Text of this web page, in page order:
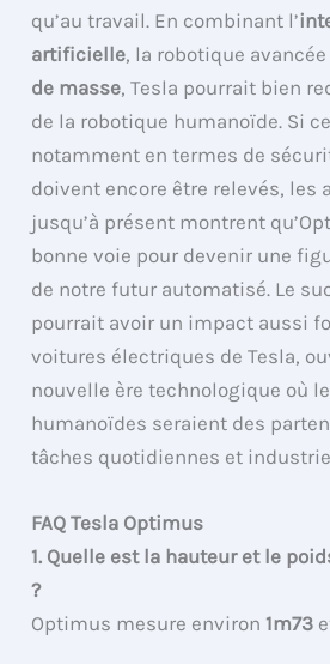
qu’au travail. En combinant l’
artificielle, la robotique
de masse, Tesla pourrait bien
de la robotique humanoïde. Si
notamment en termes de
doivent encore être relevés, les
jusqu’à présent montrent
bonne voie pour devenir une
de notre futur automatisé. Le
pourrait avoir un impact aussi
voitures électriques de Tesla,
nouvelle ère technologique où
humanoïdes seraient des
tâches quotidiennes et
FAQ Tesla Optimus
1. Quelle est la hauteur et le
?
Optimus mesure environ 1m73